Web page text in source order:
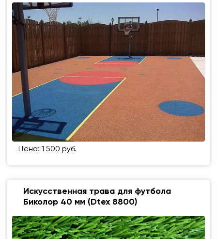
Цена: 1 500 руб.
Искусственная трава для футбола
Биколор 40 мм (Dtex 8800)